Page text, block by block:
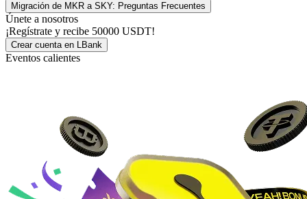
Migración de MKR a SKY: Preguntas Frecuentes
Únete a nosotros
¡Regístrate y recibe 50000 USDT!
Crear cuenta en LBank
Eventos calientes